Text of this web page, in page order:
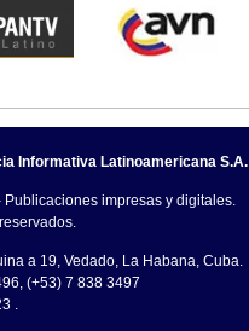
Informativa Latinoamericana S.A.
Publicaciones impresas y digitales.
a 19, Vedado, La Habana, Cuba.
(+53) 7 838 3497
.